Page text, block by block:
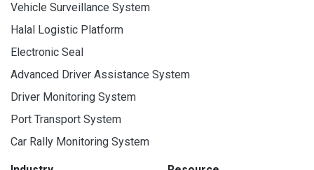
Vehicle Surveillance System
Halal Logistic Platform
Electronic Seal
Advanced Driver Assistance System
Driver Monitoring System
Port Transport System
Car Rally Monitoring System